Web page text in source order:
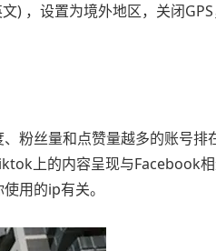
，设置为境外地区，关闭GPS
粉丝量和点赞量越多的账号排
上的内容呈现与Facebook
用的ip有关。